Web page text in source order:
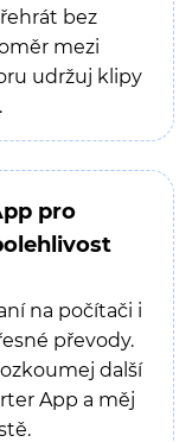
bez
mezi
udržuj klipy
pro
na počítači i
převody.
další
App a měj